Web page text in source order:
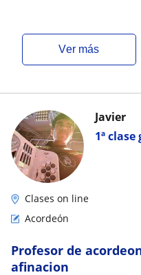
ver más
1ª
Javier
Clases on line
Acordeón
Profesor de
afinacion